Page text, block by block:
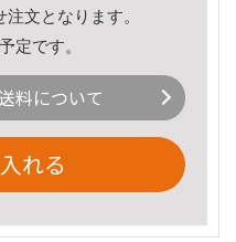
文となります。
定です。
料について
れる